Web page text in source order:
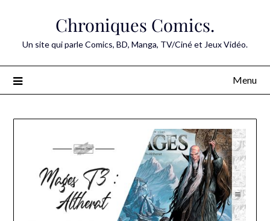
Chroniques Comics.
Un site qui parle Comics, BD, Manga, TV/Ciné et Jeux Vidéo.
Menu